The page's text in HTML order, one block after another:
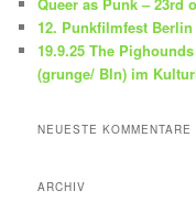
Queer as Punk – 23rd
12. Punkfilmfest Berlin
19.9.25 The
(grunge/ Bln) im
NEUESTE KOMMENTARE
ARCHIV